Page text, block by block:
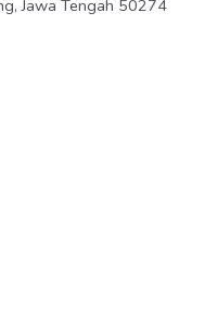
Jawa Tengah 50274